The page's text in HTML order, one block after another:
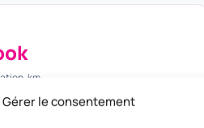
Gérer le consentement
km.